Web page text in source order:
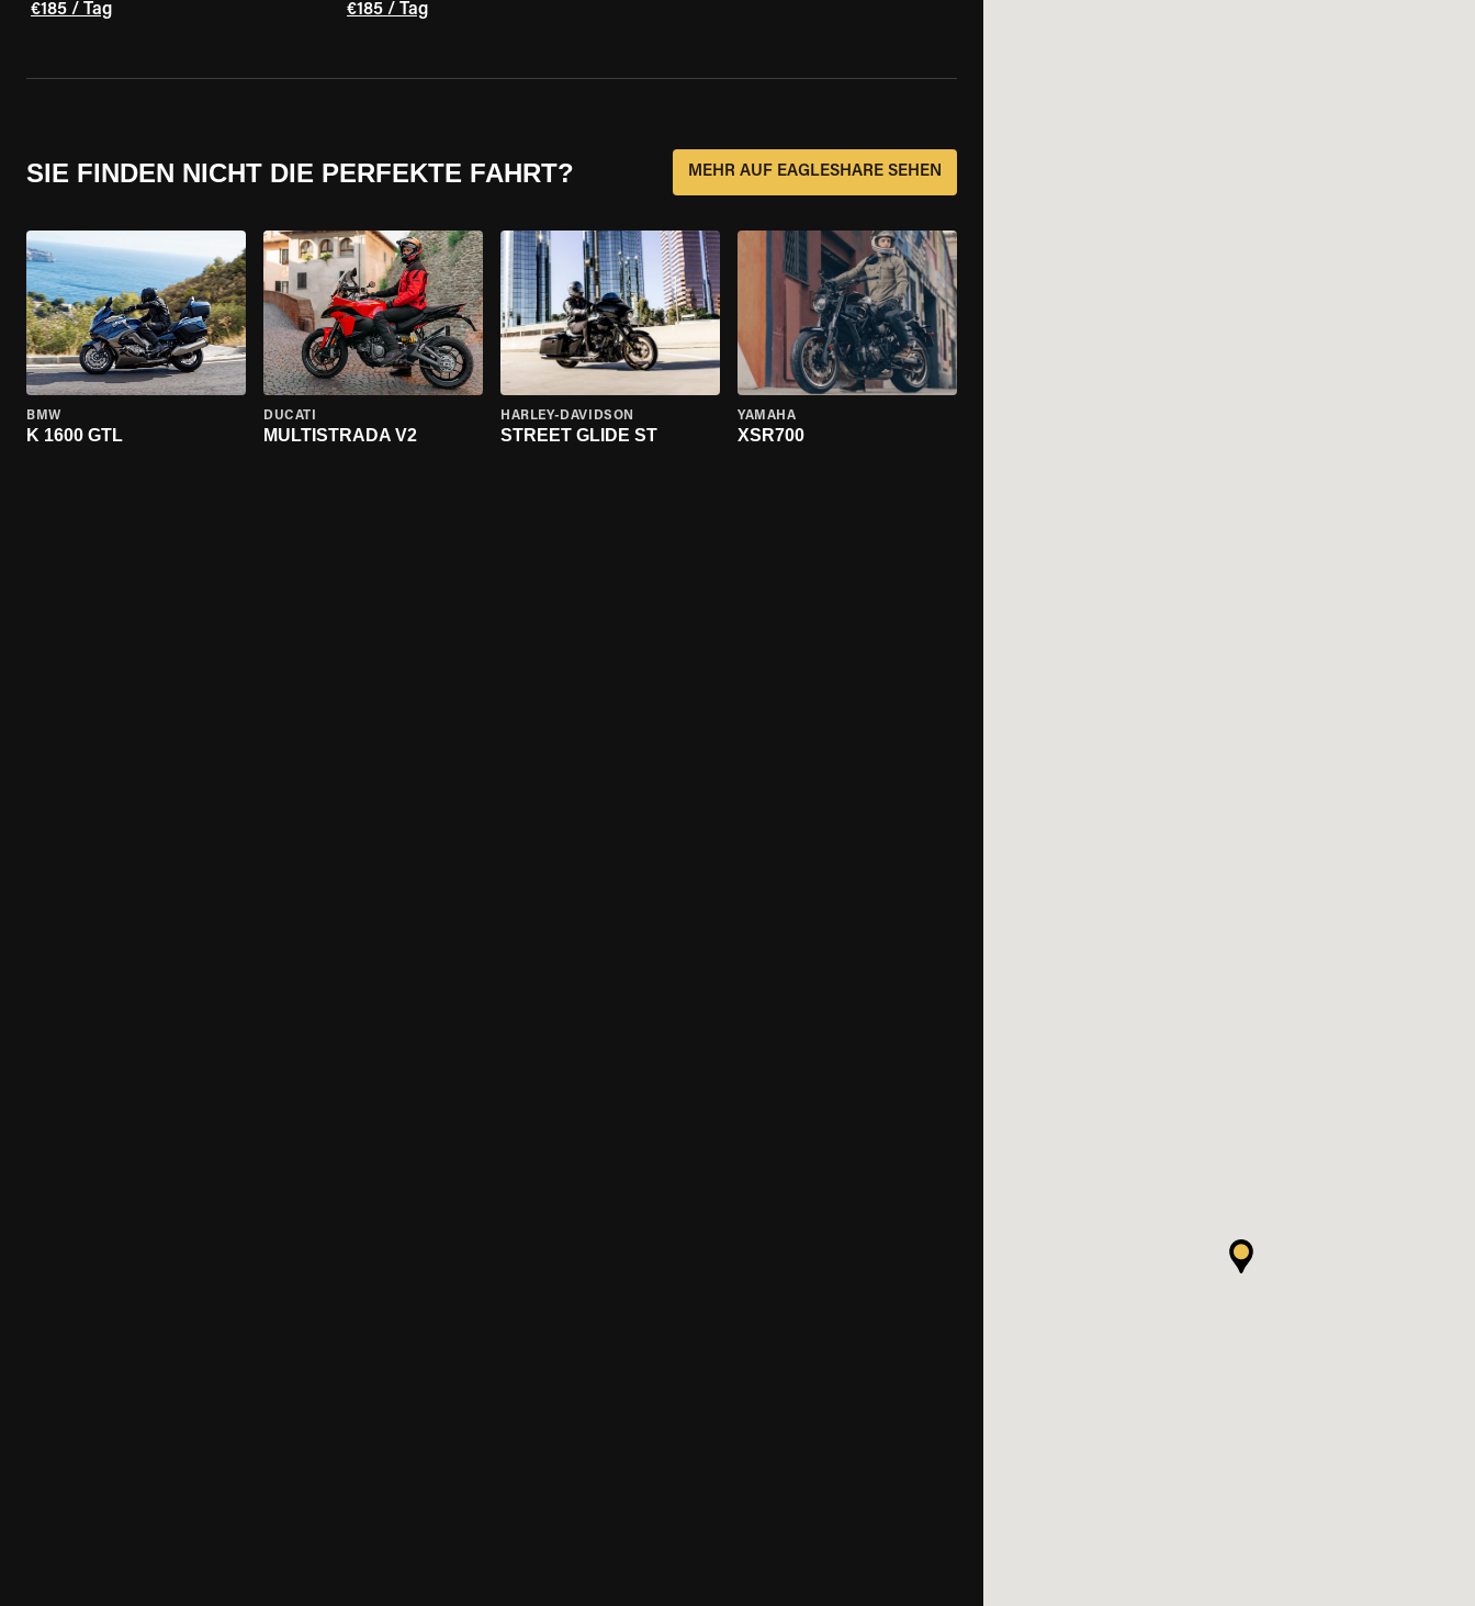
€185 / Tag €185 / Tag
SIE FINDEN NICHT DIE PERFEKTE FAHRT? MEHR AUF EAGLESHARE SEHEN
BMW
K 1600 GTL
DUCATI
MULTISTRADA V2
HARLEY-DAVIDSON
STREET GLIDE ST
YAMAHA
XSR700